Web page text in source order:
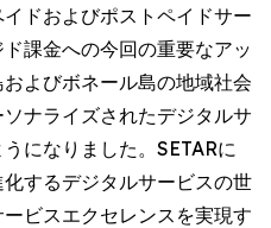
ドおよびポストペイドサー
課金への今回の重要なアッ
よびボネール島の地域社会
ナライズされたデジタルサ
になりました。SETARに
するデジタルサービスの世
ビスエクセレンスを実現す